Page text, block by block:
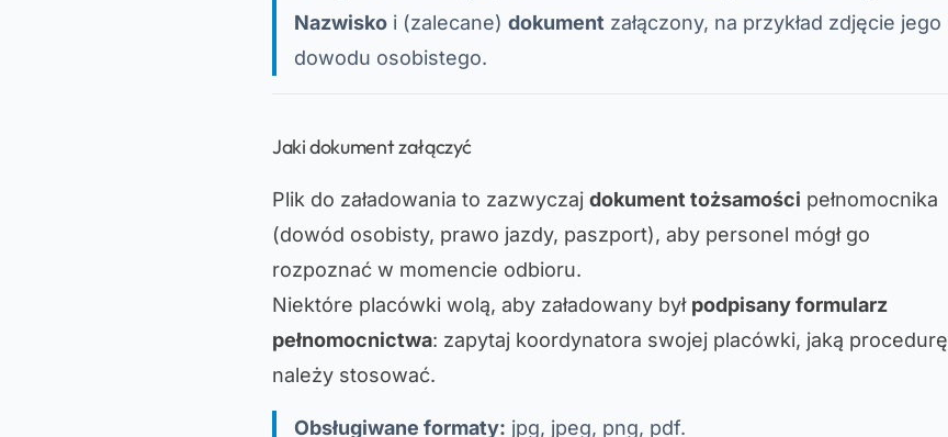
Nazwisko i (zalecane) dokument załączony, na przykład zdjęcie jego
dowodu osobistego.
Jaki dokument załączyć
Plik do załadowania to zazwyczaj dokument tożsamości pełnomocnika
(dowód osobisty, prawo jazdy, paszport), aby personel mógł go
rozpoznać w momencie odbioru.
Niektóre placówki wolą, aby załadowany był podpisany formularz
pełnomocnictwa: zapytaj koordynatora swojej placówki, jaką procedurę
należy stosować.
Obsługiwane formaty: jpg, jpeg, png, pdf.